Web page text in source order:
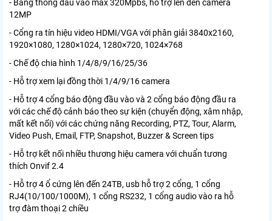
- Băng thông đầu vào max 320Mpbs, hỗ trợ lên đến camera
12MP
- Cổng ra tín hiệu video HDMI/VGA với phân giải 3840x2160,
1920×1080, 1280×1024, 1280×720, 1024×768
- Chế độ chia hình 1/4/8/9/16/25/36
- Hỗ trợ xem lại đồng thời 1/4/9/16 camera
- Hỗ trợ 4 cổng báo động đầu vào và 2 cổng báo động đầu ra
với các chế độ cảnh báo theo sự kiện (chuyển động, xâm nhập,
mất kết nối) với các chứng năng Recording, PTZ, Tour, Alarm,
Video Push, Email, FTP, Snapshot, Buzzer & Screen tips
- Hỗ trợ kết nối nhiều thương hiệu camera với chuẩn tương
thích Onvif 2.4
- Hỗ trợ 4 ổ cứng lên đến 24TB, usb hỗ trợ 2 cổng, 1 cổng
RJ4(10/100/1000M), 1 cổng RS232, 1 cổng audio vào ra hỗ
trợ đàm thoại 2 chiều